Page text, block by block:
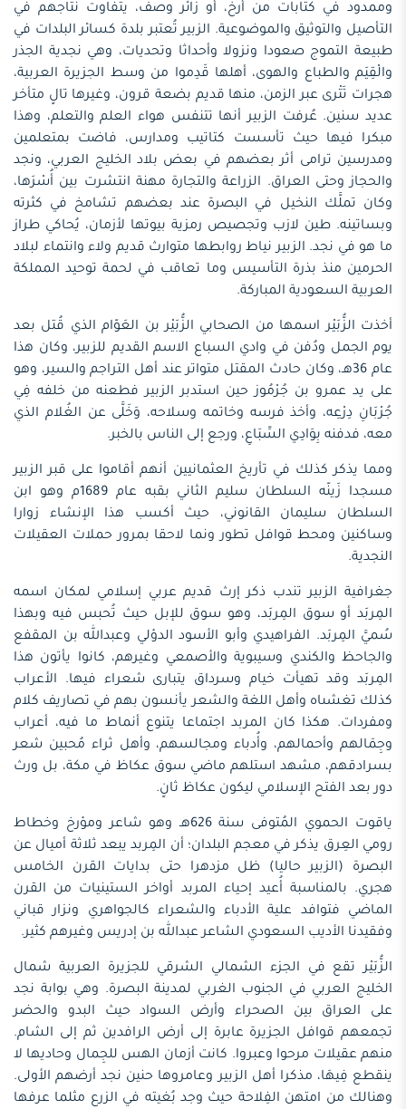
وممدود في كتابات من أرخ، أو زائر وصف، يتفاوت نتاجهم في
التأصيل والتوثيق والموضوعية. الزبير تُعتبر بلدة كسائر البلدات في
طبيعة التموج صعودا ونزولا وأحداثا وتحديات، وهي نجدية الجذر
والْقِيَم والطباع والهوى، أهلها قَدِموا من وسط الجزيرة العربية،
هجرات تَتْرى عبر الزمن، منها قديم بضعة قرون، وغيرها تالٍ متأخر
عديد سنين. عُرفت الزبير أنها تتنفس هواء العلم والتعلم، وهذا
مبكرا فيها حيث تأسست كتاتيب ومدارس، فاضت بمتعلمين
ومدرسين ترامى أثر بعضهم في بعض بلاد الخليج العربي، ونجد
والحجاز وحتى العراق. الزراعة والتجارة مهنة انتشرت بين أُسْرَها،
وكان تملَّك النخيل في البصرة عند بعضهم تشامخ في كثرته
وبساتينه. طين لازب وتجصيص رمزية بيوتها لأزمان، يُحاكي طراز
ما هو في نجد. الزبير نياط روابطها متوارث قديم ولاء وانتماء لبلاد
الحرمين منذ بذرة التأسيس وما تعاقب في لحمة توحيد المملكة
العربية السعودية المباركة.
أخذت الزُّبَيْر اسمها من الصحابي الزُّبَيْر بن العَوّام الذي قُتل بعد
يوم الجمل ودُفن في وادي السباع الاسم القديم للزبير، وكان هذا
عام 36هـ، وكان حادث المقتل متواتر عند أهل التراجم والسير، وهو
على يد عمرو بن جُرْمُوز حين استدبر الزبير فطعنه من خلفه فِي
جُرْبَانِ دِرْعِه، وأخذ فرسه وخاتمه وسلاحه، وَخَلَّى عن الغُلام الذي
معه، فدفنه بِوَادِي السِّبَاعِ، ورجع إلى الناس بالخبر.
ومما يذكر كذلك في تأريخ العثمانيين أنهم أقاموا على قبر الزبير
مسجدا زَينّه السلطان سليم الثاني بقبه عام 1689م وهو ابن
السلطان سليمان القانوني، حيث أكسب هذا الإنشاء زوارا
وساكنين ومحط قوافل تطور ونما لاحقا بمرور حملات العقيلات
النجدية.
جغرافية الزبير تندب ذكر إرث قديم عربي إسلامي لمكان اسمه
المِربَد أو سوق المِربَد، وهو سوق للإبل حيث تُحبس فيه وبهذا
سُميَّ المِربَد. الفراهيدي وأبو الأسود الدؤلي وعبدالله بن المقفع
والجاحظ والكندي وسيبوية والأصمعي وغيرهم، كانوا يأتون هذا
المِربَد وقد تهيأت خيام وسرداق يتبارى شعراء فيها. الأعراب
كذلك تغشىاه وأهل اللغة والشعر يأنسون بهم في تصاريف كلام
ومفردات. هكذا كان المربد اجتماعا يتنوع أنماط ما فيه، أعراب
وجِمَالهم وأحمالهم، وأُدباء ومجالسهم، وأهل ثراء مُحبين شعر
بسرادقهم، مشهد استلهم ماضي سوق عكاظ في مكة، بل ورث
دور بعد الفتح الإسلامي ليكون عكاظ ثانٍ.
ياقوت الحموي المُتوفى سنة 626هـ وهو شاعر ومؤرخ وخطاط
رومي العِرق يذكر في معجم البلدان؛ أن المِربد يبعد ثلاثة أميال عن
البصرة (الزبير حاليا) ظل مزدهرا حتى بدايات القرن الخامس
هجري. بالمناسبة أُعيد إحياء المربد أواخر الستينيات من القرن
الماضي فتوافد علية الأدباء والشعراء كالجواهري ونزار قباني
وفقيدنا الأديب السعودي الشاعر عبدالله بن إدريس وغيرهم كثير.
الزُّبَيْر تقع في الجزء الشمالي الشرقي للجزيرة العربية شمال
الخليج العربي في الجنوب الغربي لمدينة البصرة. وهي بوابة نجد
على العراق بين الصحراء وأرض السواد حيث البدو والحضر
تجمعهم قوافل الجزيرة عابرة إلى أرض الرافدين ثم إلى الشام.
منهم عقيلات مرحوا وعبروا. كانت أزمان الهس للجِمال وحاديها لا
ينقطع فِيهَا، مذكرا أهل الزبير وعامروها حنين نجد أرضهم الأولى.
وهنالك من امتهن الفِلاحة حيث وجد بُغيته في الزرع مثلما عرفها